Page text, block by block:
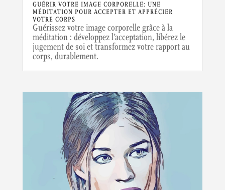
GUÉRIR VOTRE IMAGE CORPORELLE: UNE
MÉDITATION POUR ACCEPTER ET APPRÉCIER
VOTRE CORPS
Guérissez votre image corporelle grâce à la
méditation : développez l’acceptation, libérez le
jugement de soi et transformez votre rapport au
corps, durablement.